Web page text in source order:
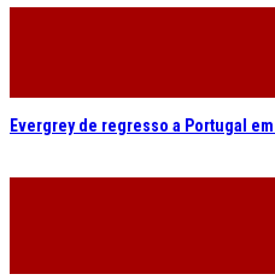
Evergrey de regresso a Portugal